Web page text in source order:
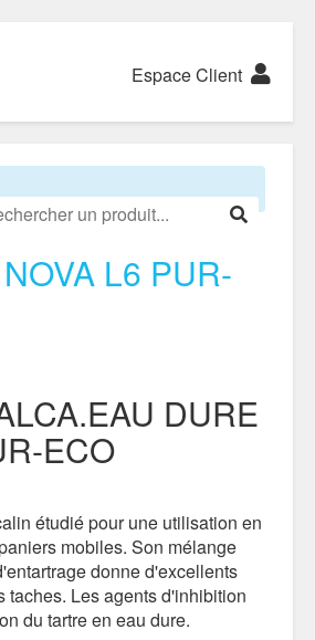
Espace Client
L6 PUR-
DURE
ECO
étudié pour une utilisation en
mobiles. Son mélange
donne d'excellents
taches. Les agents d'inhibition
du tartre en eau dure.